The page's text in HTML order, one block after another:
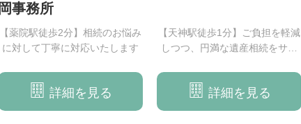
岡事務所
【薬院駅徒歩2分】相続のお悩み
に対して丁寧に対応いたします
詳細を見る
【天神駅徒歩1分】ご負担を軽減
しつつ、円満な遺産相続をサポ
詳細を見る